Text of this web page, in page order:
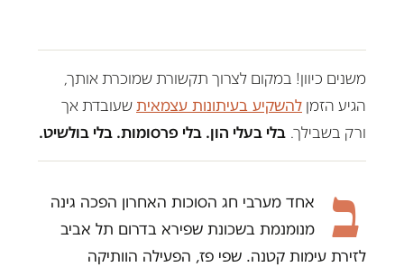
משנים כיוון! במקום לצרוך תקשורת שמוכרת אותך,
הגיע הזמן להשקיע בעיתונות עצמאיתשעובדת אך
ורק בשבילך. בלי בעלי הון. בלי פרסומות. בלי בולשיט.
ב
אחד מערבי חג הסוכות האחרון הפכה גינה
מנומנמת בשכונת שפירא בדרום תל אביב
לזירת עימות קטנה. שפי פז, הפעילה הוותיקה